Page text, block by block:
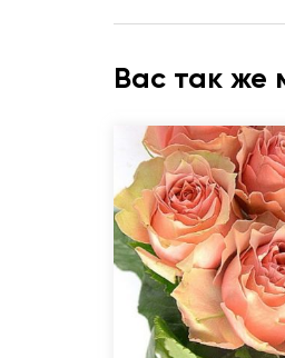
Вас так же